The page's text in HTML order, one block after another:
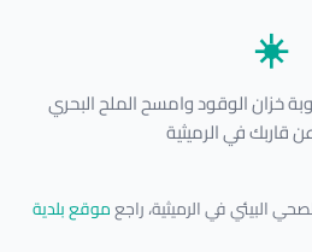
☀️
خزان الوقود وامسح الملح البحري
قاربك في الرميثية
البيئي في الرميثية، راجعموقع بلدية